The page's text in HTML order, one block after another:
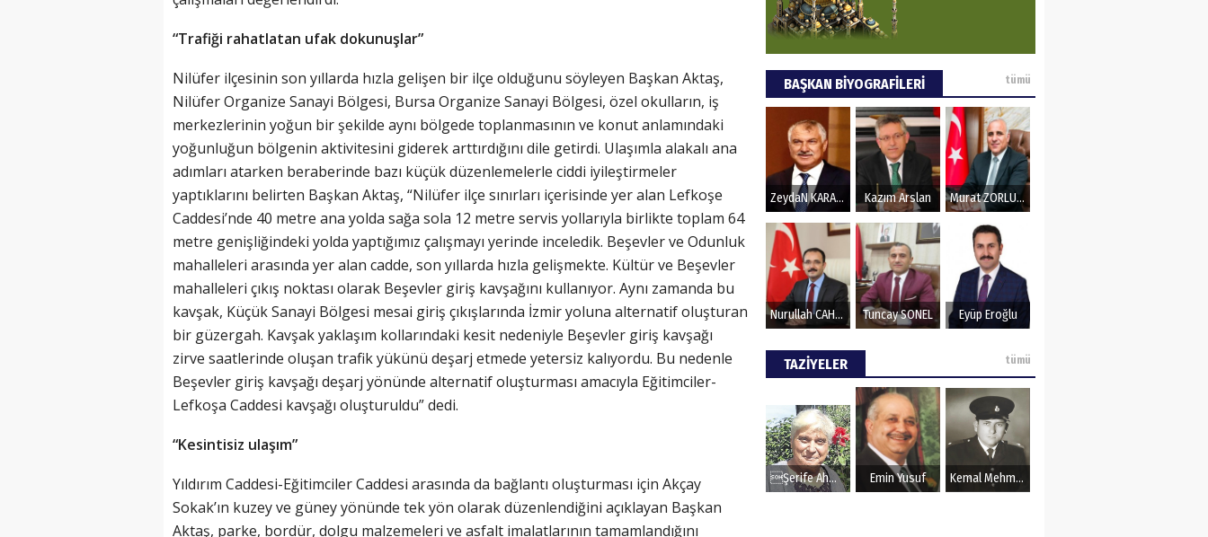
“Trafiği rahatlatan ufak dokunuşlar”
Nilüfer ilçesinin son yıllarda hızla gelişen bir ilçe olduğunu söyleyen Başkan Aktaş,
Nilüfer Organize Sanayi Bölgesi, Bursa Organize Sanayi Bölgesi, özel okulların, iş
merkezlerinin yoğun bir şekilde aynı bölgede toplanmasının ve konut anlamındaki
yoğunluğun bölgenin aktivitesini giderek arttırdığını dile getirdi. Ulaşımla alakalı ana
adımları atarken beraberinde bazı küçük düzenlemelerle ciddi iyileştirmeler
yaptıklarını belirten Başkan Aktaş, “Nilüfer ilçe sınırları içerisinde yer alan Lefkoşe
Caddesi’nde 40 metre ana yolda sağa sola 12 metre servis yollarıyla birlikte toplam 64
metre genişliğindeki yolda yaptığımız çalışmayı yerinde inceledik. Beşevler ve Odunluk
mahalleleri arasında yer alan cadde, son yıllarda hızla gelişmekte. Kültür ve Beşevler
mahalleleri çıkış noktası olarak Beşevler giriş kavşağını kullanıyor. Aynı zamanda bu
kavşak, Küçük Sanayi Bölgesi mesai giriş çıkışlarında İzmir yoluna alternatif oluşturan
bir güzergah. Kavşak yaklaşım kollarındaki kesit nedeniyle Beşevler giriş kavşağı
zirve saatlerinde oluşan trafik yükünü deşarj etmede yetersiz kalıyordu. Bu nedenle
Beşevler giriş kavşağı deşarj yönünde alternatif oluşturması amacıyla Eğitimciler-
Lefkoşa Caddesi kavşağı oluşturuldu” dedi.
“Kesintisiz ulaşım”
Yıldırım Caddesi-Eğitimciler Caddesi arasında da bağlantı oluşturması için Akçay
Sokak’ın kuzey ve güney yönünde tek yön olarak düzenlendiğini açıklayan Başkan
Aktaş, parke, bordür, dolgu malzemeleri ve asfalt imalatlarının tamamlandığını
BAŞKAN BİYOGRAFİLERİ tümü
ZeydaN KARALAR Kazım Arslan Murat ZORLUOĞLU
Nurullah CAHAN Tuncay SONEL Eyüp Eroğlu
TAZİYELER tümü
Şerife Ahmet Emin Yusuf Kemal Mehmet Kanmaz